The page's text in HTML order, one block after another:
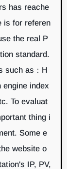
has reache
is for referen
the real P
standard.
such as：H
index
To evaluat
thing i
Some e
website o
IP, PV,